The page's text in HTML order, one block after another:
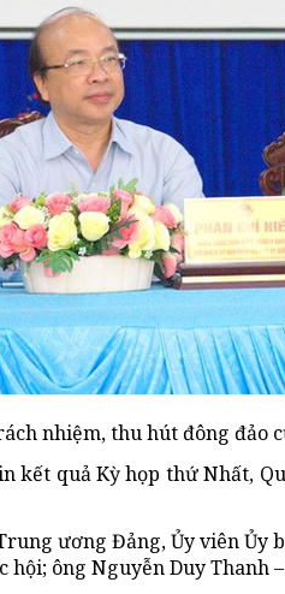
nhiệm, thu hút đông
kết quả Kỳ họp thứ Nhất,
ương Đảng, Ủy viên
ông Nguyễn Duy